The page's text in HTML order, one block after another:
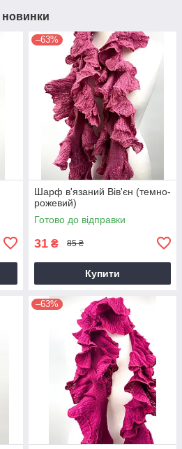
новинки
–63%
Шарф в'язаний Вів'єн (темно-
рожевий)
Готово до відправки
31 ₴ 85 ₴
Купити
–63%